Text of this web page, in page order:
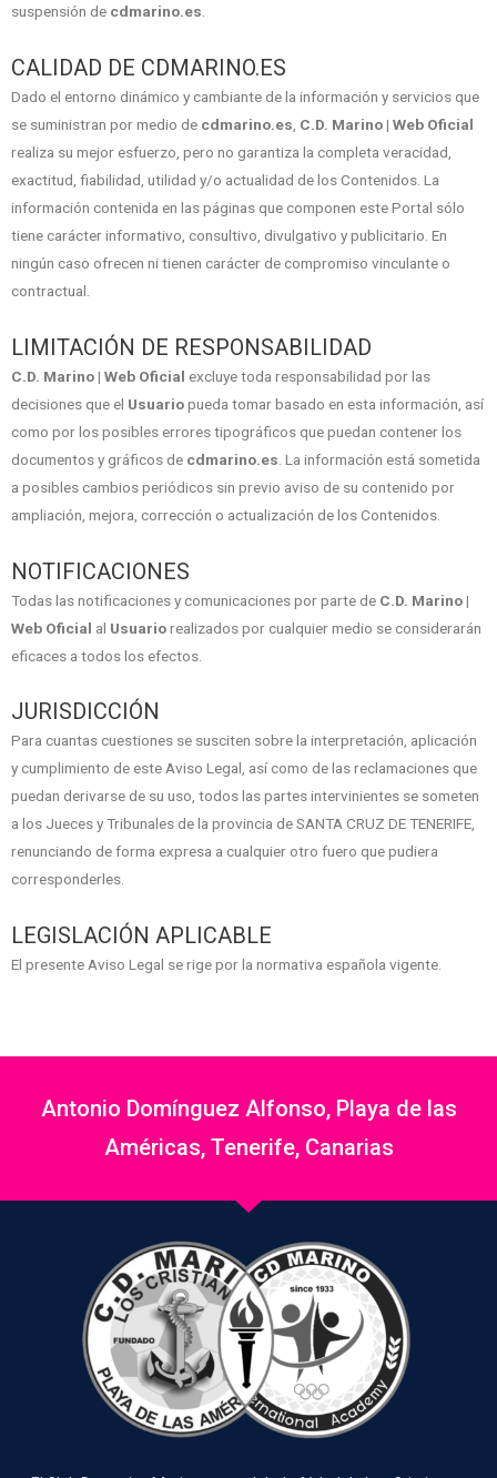
suspensión de cdmarino.es
CALIDAD DE CDMARINO.ES
Dado el entorno dinámico y cambiante de la información y servicios que
se suministran por medio de cdmarino.es C.D. Marino | Web Oficial
realiza su mejor esfuerzo, pero no garantiza la completa veracidad,
exactitud, fiabilidad, utilidad y/o actualidad de los Contenidos. La
información contenida en las páginas que componen este Portal sólo
tiene carácter informativo, consultivo, divulgativo y publicitario. En
ningún caso ofrecen ni tienen carácter de compromiso vinculante o
contractual.
LIMITACIÓN DE RESPONSABILIDAD
C.D. Marino | Web Oficial excluye toda responsabilidad por las
decisiones que el Usuariopueda tomar basado en esta información, así
como por los posibles errores tipográficos que puedan contener los
documentos y gráficos de cdmarino.es . La información está sometida
a posibles cambios periódicos sin previo aviso de su contenido por
ampliación, mejora, corrección o actualización de los Contenidos.
NOTIFICACIONES
Todas las notificaciones y comunicaciones por parte de C.D. Marino |
Web Oficial al Usuariorealizados por cualquier medio se considerarán
eficaces a todos los efectos.
JURISDICCIÓN
Para cuantas cuestiones se susciten sobre la interpretación, aplicación
y cumplimiento de este Aviso Legal, así como de las reclamaciones que
puedan derivarse de su uso, todos las partes intervinientes se someten
a los Jueces y Tribunales de la provincia de SANTA CRUZ DE TENERIFE,
renunciando de forma expresa a cualquier otro fuero que pudiera
corresponderles.
LEGISLACIÓN APLICABLE
El presente Aviso Legal se rige por la normativa española vigente.
Antonio Domínguez Alfonso, Playa de las
Américas, Tenerife, Canarias